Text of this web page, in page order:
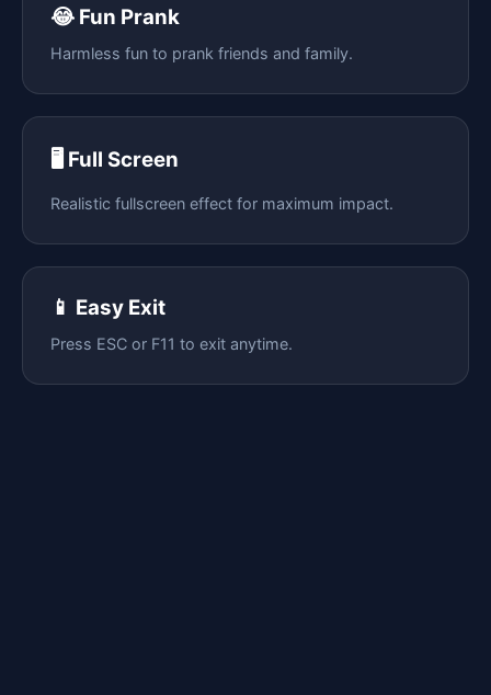
😂 Fun Prank
Harmless fun to prank friends and family.
🖥️ Full Screen
Realistic fullscreen effect for maximum impact.
📱 Easy Exit
Press ESC or F11 to exit anytime.